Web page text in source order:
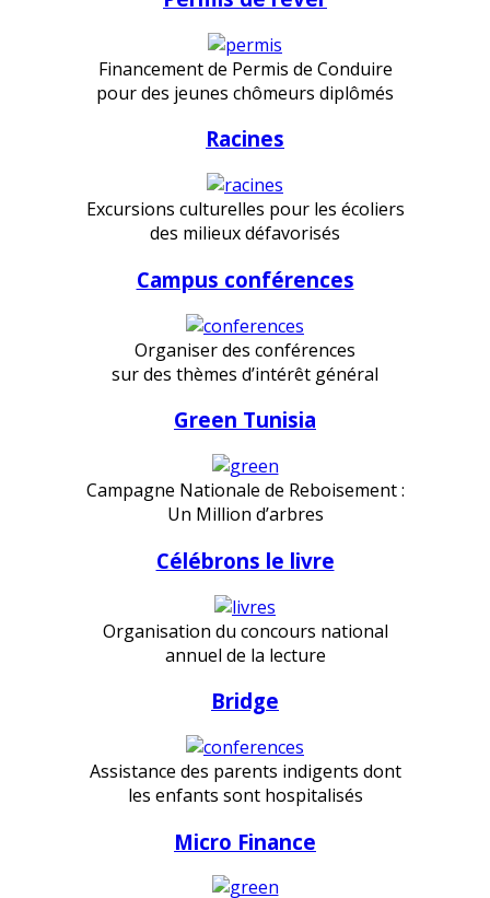
Financement de Permis de Conduire
pour des jeunes chômeurs diplômés
Racines
Excursions culturelles pour les écoliers
des milieux défavorisés
Campus conférences
Organiser des conférences
sur des thèmes d’intérêt général
Green Tunisia
Campagne Nationale de Reboisement :
Un Million d’arbres
Célébrons le livre
Organisation du concours national
annuel de la lecture
Bridge
Assistance des parents indigents dont
les enfants sont hospitalisés
Micro Finance